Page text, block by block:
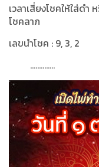
เวลาเสี่ยงโชคให้ใส่ดำ
โชคลาภ
เลขนำโชค : 9, 3, 2
..............